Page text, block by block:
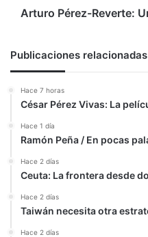
Arturo Pérez-Reverte:
Publicaciones relacionadas
Hace 7 horas
César Pérez Vivas: La
Hace 1 día
Ramón Peña / En pocas
Hace 2 días
Ceuta: La frontera desde
Hace 2 días
Taiwán necesita otra
Hace 2 días